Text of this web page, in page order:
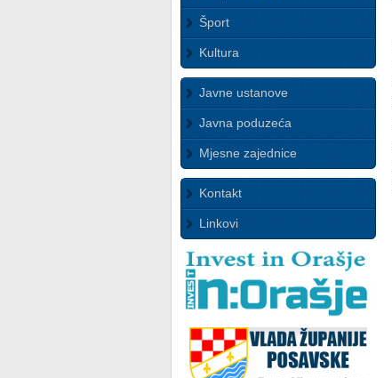
Šport
Kultura
Javne ustanove
Javna poduzeća
Mjesne zajednice
Kontakt
Linkovi